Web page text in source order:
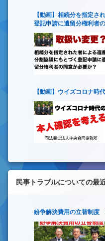
【動画】相続分を指定さ
登記申請に遺留分権利者
【動画】ウイズコロナ時
民事トラブルについての最
紛争解決費用の立替制度